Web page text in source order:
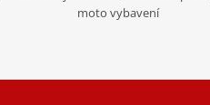
moto vybavení